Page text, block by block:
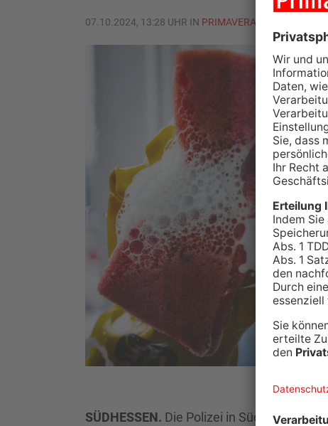
07.10.2024, 13:28 UHR IN PRIMAVERALAND
SÜDHESSEN. Die Polizei in Südhessen